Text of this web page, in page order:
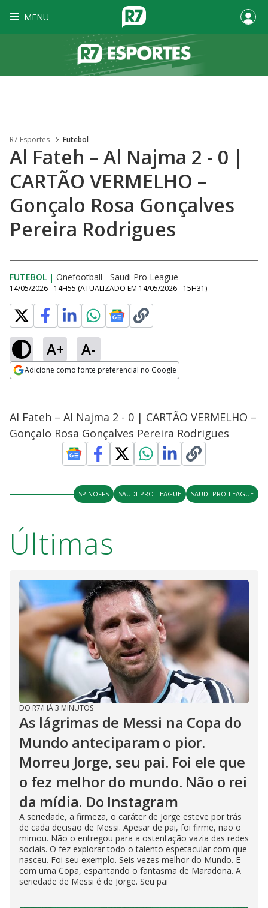
MENU
R7 Esportes Futebol
Al Fateh – Al Najma 2 - 0 |
CARTÃO VERMELHO –
Gonçalo Rosa Gonçalves
Pereira Rodrigues
FUTEBOL | Onefootball - Saudi Pro League
14/05/2026 - 14H55 (ATUALIZADO EM 14/05/2026 - 15H31)
A+ A-
Adicione como fonte preferencial no Google
Al Fateh – Al Najma 2 - 0 | CARTÃO VERMELHO –
Gonçalo Rosa Gonçalves Pereira Rodrigues
SPINOFFS SAUDI-PRO-LEAGUE SAUDI-PRO-LEAGUE
Últimas
DO R7/HÁ 3 MINUTOS
As lágrimas de Messi na Copa do
Mundo anteciparam o pior.
Morreu Jorge, seu pai. Foi ele que
o fez melhor do mundo. Não o rei
da mídia. Do Instagram
A seriedade, a firmeza, o caráter de Jorge esteve por trás
de cada decisão de Messi. Apesar de pai, foi firme, não o
mimou. Não o entregou para a ostentação vazia das redes
sociais. O fez explorar todo o talento espetacular com que
nasceu. Foi seu exemplo. Seis vezes melhor do Mundo. E
com uma Copa, espantando o fantasma de Maradona. A
seriedade de Messi é de Jorge. Seu pai